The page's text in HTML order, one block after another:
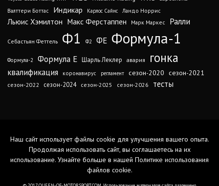
Валттери Боттас
Индикар Карлос Сайнс Ландо Норрис
Льюис Хэмилтон Макс Ферстаппен Марк Маркес Ралли
Себастьян Феттель Ф1 Ф2 ФЕ Формула-1
Формула-2 Формула Е Шарль Леклер авария гонка
квалификация коронавирус регламент сезон-2020 сезон-2021
сезон-2022 сезон-2024 сезон-2025 сезон-2026 тесты
Наш сайт использует файлы cookie для улучшения вашего опыта.
Продолжая использовать сайт, вы соглашаетесь на их
использование. Узнайте больше в нашей Политике использования
файлов cookie.